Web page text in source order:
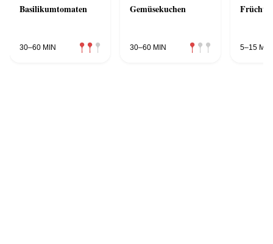
Basilikumtomaten
30–60 MIN
Gemüsekuchen
30–60 MIN 5–15 MIN